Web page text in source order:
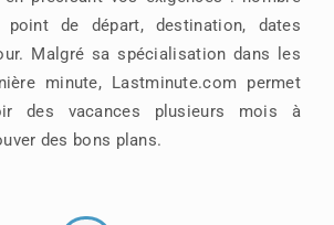
point de départ, destination, dates
Malgré sa spécialisation dans les
minute, Lastminute.com permet
des vacances plusieurs mois à
des bons plans.